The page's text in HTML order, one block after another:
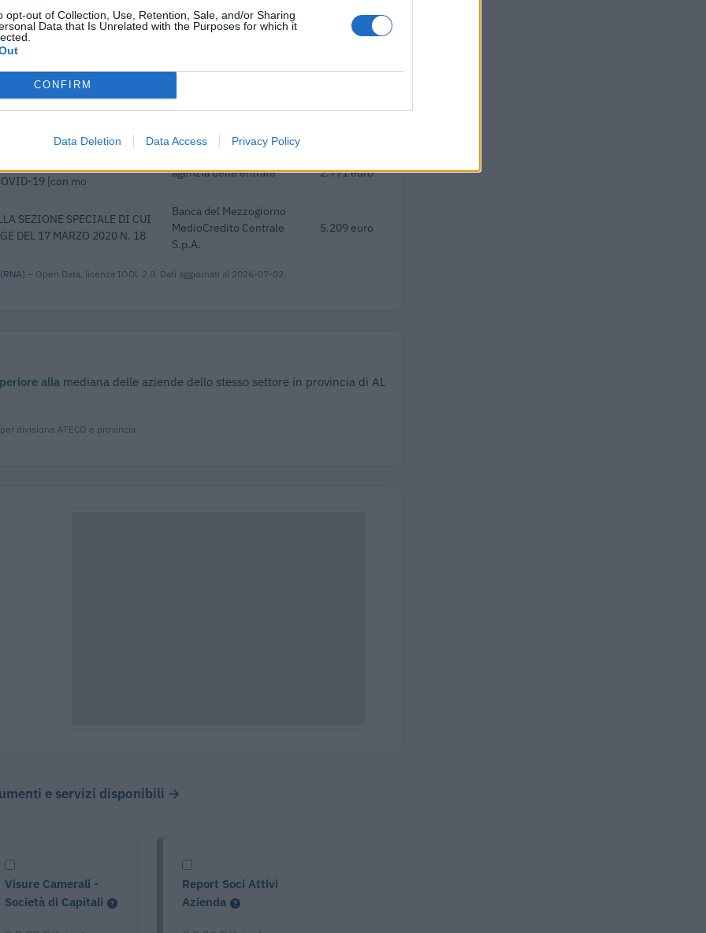
opt-out of Collection, Use, Retention, Sale, and/or Sharing
Data that Is Unrelated with the Purposes for which it
CONFIRM
Data Deletion Data Access Privacy Policy
19 [con mo
SEZIONE SPECIALE DI CUI
DEL 17 MARZO 2020 N. 18
S.p.A.
SEZIONE SPECIALE DI CUI
DEL 17 MARZO 2020 N. 18
Banca del Mezzogiorno
S.p.A.
a seguito della crisi
19 [con mo
agenzia delle entrate 2.771 euro
SEZIONE SPECIALE DI CUI
DEL 17 MARZO 2020 N. 18
Banca del Mezzogiorno
MedioCredito Centrale
S.p.A.
5.209 euro
– Open Data, licenza IODL 2.0. Dati aggiornati al 2026-07-02.
alla mediana delle aziende dello stesso settore in provincia di AL
divisione ATECO e provincia.
e servizi disponibili →
Visure Camerali -
Società di Capitali
Report Soci Attivi
Azienda